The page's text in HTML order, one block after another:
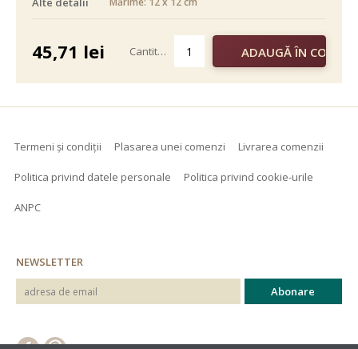
45,71 lei Cantitate
Termeni și condiții Plasarea unei comenzi Livrarea comenzii
Politica privind datele personale Politica privind cookie-urile
ANPC
NEWSLETTER